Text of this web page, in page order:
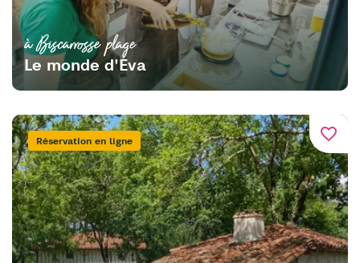
à Biscarrosse plage
Le monde d'Eva
favorite_border
Réservation en ligne